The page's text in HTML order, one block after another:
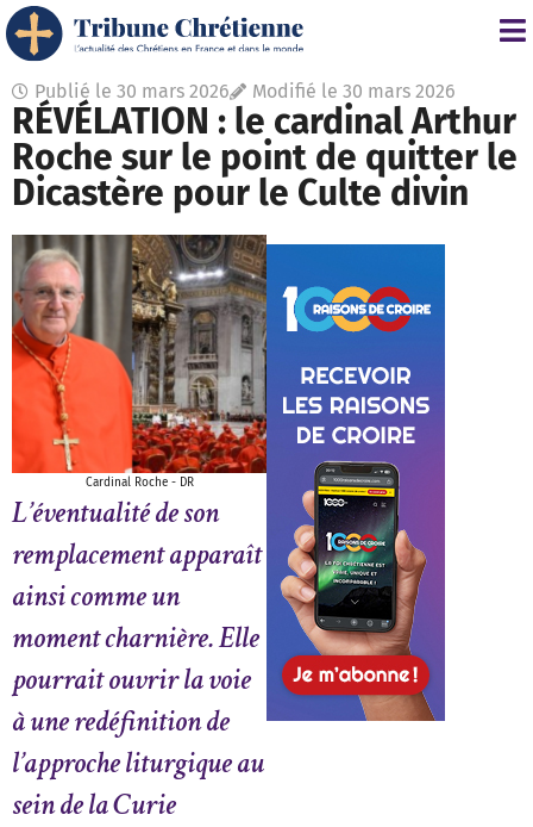
Publié le 30 mars 2026 Modifié le 30 mars 2026
RÉVÉLATION : le cardinal Arthur
Roche sur le point de quitter le
Dicastère pour le Culte divin
Cardinal Roche - DR
L’éventualité de son
remplacement apparaît
ainsi comme un
moment charnière. Elle
pourrait ouvrir la voie
à une redéfinition de
l’approche liturgique au
sein de la Curie